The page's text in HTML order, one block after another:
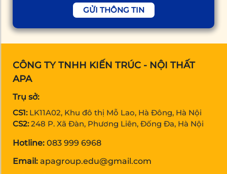
GỬI THÔNG TIN
CÔNG TY TNHH KIẾN TRÚC - NỘI THẤT
APA
Trụ sở:
CS1: LK11A02, Khu đô thị Mỗ Lao, Hà Đông, Hà Nội
CS2: 248 P. Xã Đàn, Phương Liên, Đống Đa, Hà Nội
Hotline: 083 999 6968
Email: apagroup.edu@gmail.com